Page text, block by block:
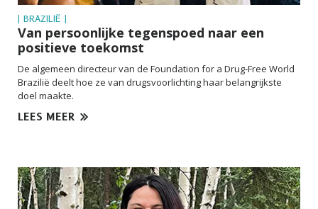
| BRAZILIË |
Van persoonlijke tegenspoed naar een
positieve toekomst
De algemeen directeur van de Foundation for a Drug‑Free World
Brazilië deelt hoe ze van drugsvoorlichting haar belangrijkste
doel maakte.
LEES MEER